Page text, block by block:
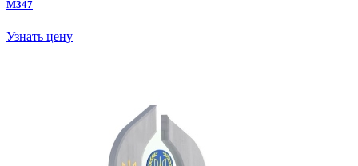
М347
Узнать цену